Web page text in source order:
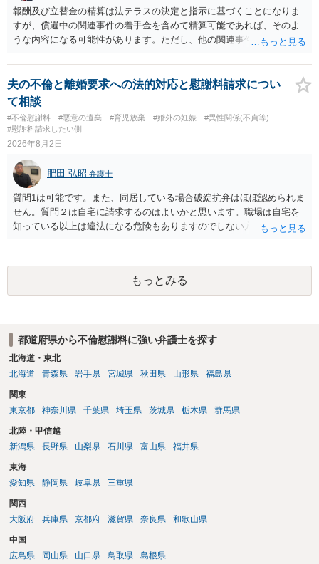
値と夫との関係との均衡のように思います。 ③行政書士に委任をして
いるのであれば，どのような内容の委任なのか不明ですが，その行政
書士との協議になると思います。請求するか，訴訟にするか，その点
の見極めや，相手方は性交類似行為は認めているのか，それさえも否
定しているのかによって，考え方・進め方は変わってくると思いま
す。 ④性交類似行為を認めているにもかかわらず支払を拒否するので
あれば，本人（行政書士でも同じだと思います。）への対応ではあま
り変わらないように思います。減額で折り合えるなら本人様の交渉で
もよいように思いますが，ゼロかどうかの観点であれば，訴訟に進む
しかなくなるようにも思います。そうしますと，お近くの弁護士に相
談して進めることを検討した方がよいようにも思います。
報酬及び立替金の精算は法テラスの決定と指示に基づくことになりま
すが、償還中の関連事件の着手金を含めて精算可能であれば、そのよ
うな内容になる可能性があります。ただし、他の関連事件でも相手方
情によって対応が違いますので、法テラスへお尋ねいただいた方が確
実です。
夫の不倫と離婚要求への法的対応と慰謝料請求につい
て相談
#不倫慰謝料 #悪意の遺棄 #育児放棄 #婚外の妊娠
#異性関係(不貞等)
#慰謝料請求したい側
2026年8月2日
肥田 弘昭 弁護士
質問1は可能です。また、同居している場合破綻抗弁はほぼ認められま
せん。質問２は自宅に請求するのはよいかと思います。職場は自宅を
知っている以上は違法になる危険もありますのでしない方が良いで
かと思います。有責配偶者ですので相手方からの離婚は拒否しても仮
に訴訟されても法的に成立しません。質問５は認知すると養育費支払
い、相続権が発生します。合意があれば法的に可能ですが法律で強制
することはできません。質問６は可能です。質問７は不貞行為の写真
もっとみる
都道府県から不倫慰謝料に強い弁護士を探す
北海道・東北
北海道
青森県 岩手県 宮城県 秋田県 山形県 福島県
関東
東京都
神奈川県 千葉県 埼玉県 茨城県 栃木県 群馬県
北陸・甲信越
新潟県
長野県 山梨県 石川県 富山県 福井県
東海
愛知県
静岡県 岐阜県 三重県
関西
大阪府
兵庫県 京都府 滋賀県 奈良県 和歌山県
中国
広島県
岡山県 山口県 鳥取県 島根県